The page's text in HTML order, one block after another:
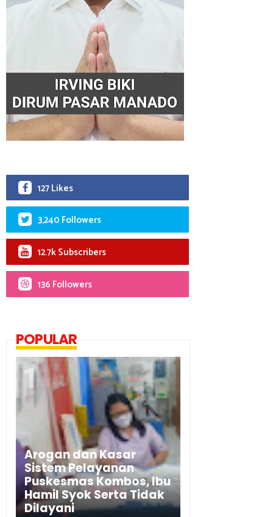
127 Likes
3,240 Followers
12.7k Subscribers
136 Followers
POPULAR
Arogan dan Kasar
Sistem Pelayanan
Puskesmas Kombos, Ibu
Hamil Syok Serta Tidak
Dilayani